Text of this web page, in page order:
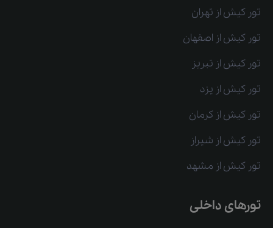
تور کیش از تهران
تور کیش از اصفهان
تور کیش از تبریز
تور کیش از یزد
تور کیش از کرمان
تور کیش از شیراز
تور کیش از مشهد
تورهای داخلی